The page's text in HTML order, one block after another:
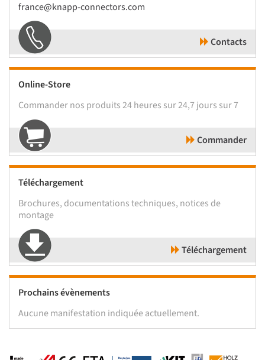
france@knapp-connectors.com
Contacts
Online-Store
Commander nos produits 24 heures sur 24,7 jours sur 7
Commander
Téléchargement
Brochures, documentations techniques, notices de
montage
Téléchargement
Prochains évènements
Aucune manifestation indiquée actuellement.